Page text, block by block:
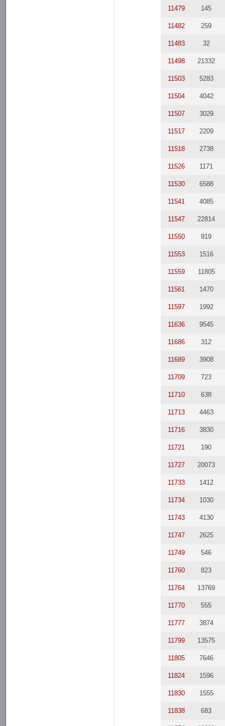
11479 145
11482 259
11483 32
11498 21332
11503 5283
11504 4042
11507 3029
11517 2209
11518 2738
11526 1171
11530 6588
11541 4085
11547 22814
11550 919
11553 1516
11559 11805
11561 1470
11597 1992
11636 9545
11686 312
11689 3908
11709 723
11710 638
11713 4463
11716 3830
11721 190
11727 20073
11733 1412
11734 1030
11743 4130
11747 2625
11749 546
11760 823
11764 13769
11770 555
11777 3874
11799 13575
11805 7646
11824 1596
11830 1555
11838 683